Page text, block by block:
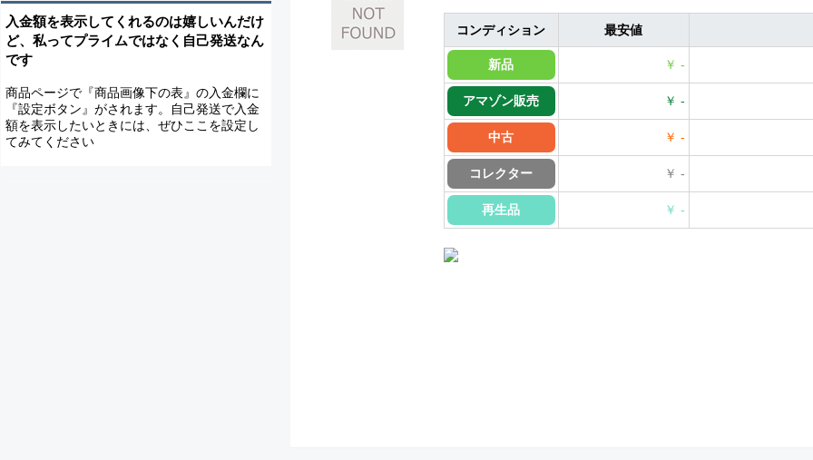
コンディション 最安値
新品 ￥ -
アマゾン販売 ￥ -
中古 ￥ -
コレクター ￥ -
再生品 ￥ -
入金額を表示してくれるのは嬉しいんだけ
ど、私ってプライムではなく自己発送なん
です
商品ページで『商品画像下の表』の入金欄に
『設定ボタン』がされます。自己発送で入金
額を表示したいときには、ぜひここを設定し
てみてください